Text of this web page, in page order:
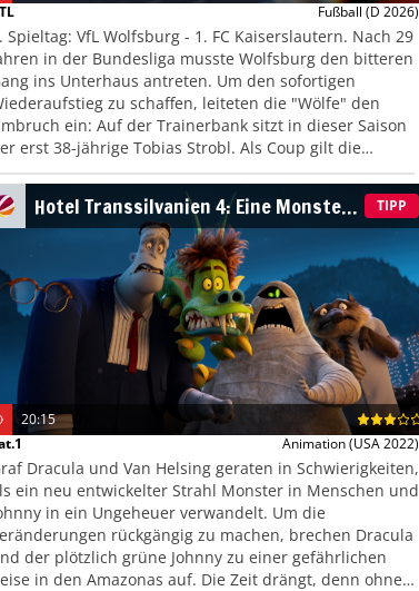
Fußball (D 2026)
Spieltag: VfL Wolfsburg - 1. FC Kaiserslautern. Nach 29
in der Bundesliga musste Wolfsburg den bitteren
ins Unterhaus antreten. Um den sofortigen
zu schaffen, leiteten die "Wölfe" den
ein: Auf der Trainerbank sitzt in dieser Saison
erst 38-jährige Tobias Strobl. Als Coup gilt die
von Fabian Reese: Der Ex-Kapitän von
BSC galt im vergangenen Jahr als einer der
Akteure der 2. Liga und war mit zehn Toren und
13 Vorlagen überdies der zweitbeste Scorer.
Hotel Transsilvanien 4: Eine Monster
Verwandlung
TIPP
20:15
Animation(USA 2022)
Dracula und Van Helsing geraten in Schwierigkeiten,
ein neu entwickelter Strahl Monster in Menschen und
in ein Ungeheuer verwandelt. Um die
rückgängig zu machen, brechen Dracula
der plötzlich grüne Johnny zu einer gefährlichen
in den Amazonas auf. Die Zeit drängt, denn ohne